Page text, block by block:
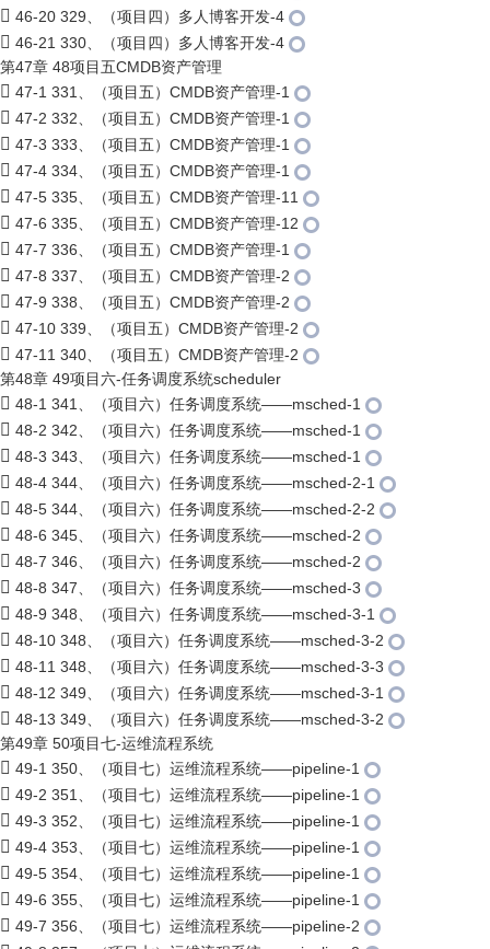
46-20 329、（项目四）多人博客开发-4
46-21 330、（项目四）多人博客开发-4
第47章 48项目五CMDB资产管理
47-1 331、（项目五）CMDB资产管理-1
47-2 332、（项目五）CMDB资产管理-1
47-3 333、（项目五）CMDB资产管理-1
47-4 334、（项目五）CMDB资产管理-1
47-5 335、（项目五）CMDB资产管理-11
47-6 335、（项目五）CMDB资产管理-12
47-7 336、（项目五）CMDB资产管理-1
47-8 337、（项目五）CMDB资产管理-2
47-9 338、（项目五）CMDB资产管理-2
47-10 339、（项目五）CMDB资产管理-2
47-11 340、（项目五）CMDB资产管理-2
第48章 49项目六-任务调度系统scheduler
48-1 341、（项目六）任务调度系统——msched-1
48-2 342、（项目六）任务调度系统——msched-1
48-3 343、（项目六）任务调度系统——msched-1
48-4 344、（项目六）任务调度系统——msched-2-1
48-5 344、（项目六）任务调度系统——msched-2-2
48-6 345、（项目六）任务调度系统——msched-2
48-7 346、（项目六）任务调度系统——msched-2
48-8 347、（项目六）任务调度系统——msched-3
48-9 348、（项目六）任务调度系统——msched-3-1
48-10 348、（项目六）任务调度系统——msched-3-2
48-11 348、（项目六）任务调度系统——msched-3-3
48-12 349、（项目六）任务调度系统——msched-3-1
48-13 349、（项目六）任务调度系统——msched-3-2
第49章 50项目七-运维流程系统
49-1 350、（项目七）运维流程系统——pipeline-1
49-2 351、（项目七）运维流程系统——pipeline-1
49-3 352、（项目七）运维流程系统——pipeline-1
49-4 353、（项目七）运维流程系统——pipeline-1
49-5 354、（项目七）运维流程系统——pipeline-1
49-6 355、（项目七）运维流程系统——pipeline-1
49-7 356、（项目七）运维流程系统——pipeline-2